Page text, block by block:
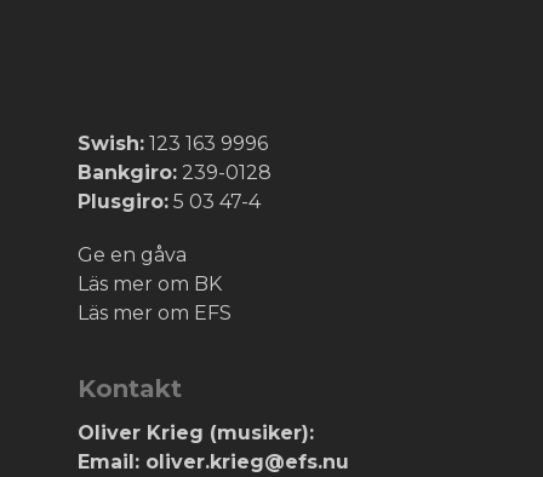
Swish: 123 163 9996
Bankgiro: 239-0128
Plusgiro: 5 03 47-4
Ge en gåva
Läs mer om BK
Läs mer om EFS
Kontakt
Oliver Krieg (musiker):
Email: oliver.krieg@efs.nu